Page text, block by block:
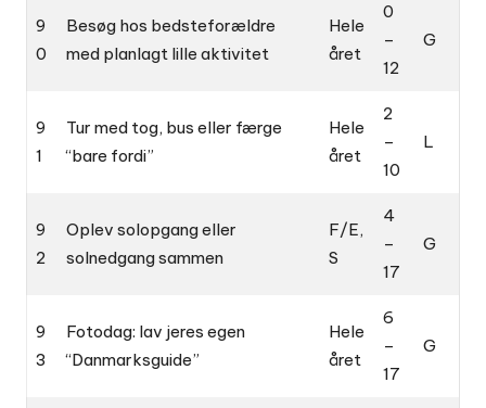
9
0
Besøg hos bedsteforældre
med planlagt lille aktivitet
Hele
året
0
–
12
G
9
1
Tur med tog, bus eller færge
“bare fordi”
Hele
året
2
–
10
L
9
2
Oplev solopgang eller
solnedgang sammen
F/E,
S
4
–
17
G
9
3
Fotodag: lav jeres egen
“Danmarksguide”
Hele
året
6
–
17
G